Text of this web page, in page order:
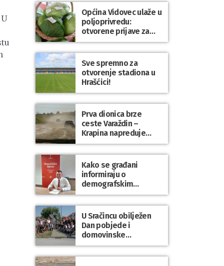
Općina Vidovec ulaže u
poljoprivredu:
otvorene prijave za
općinske potpore
Sve spremno za
otvorenje stadiona u
Hrašćici!
Prva dionica brze
ceste Varaždin –
Krapina napreduje
prema planu
Kako se građani
informiraju o
demografskim
mjerama? Sudjelujte u
istraživanju!
U Sračincu obilježen
Dan pobjede i
domovinske
zahvalnosti te Dan
hrvatskih branitelja